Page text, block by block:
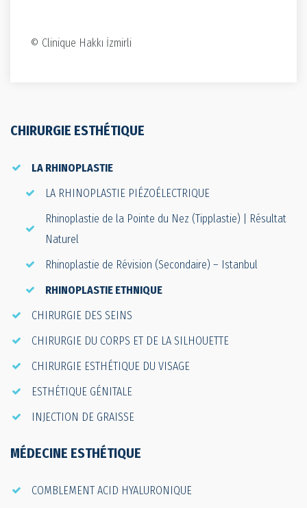
© Clinique Hakkı İzmirli
CHIRURGIE ESTHÉTIQUE
LA RHINOPLASTIE
LA RHINOPLASTIE PIÉZOÉLECTRIQUE
Rhinoplastie de la Pointe du Nez (Tipplastie) | Résultat
Naturel
Rhinoplastie de Révision (Secondaire) – Istanbul
RHINOPLASTIE ETHNIQUE
CHIRURGIE DES SEINS
CHIRURGIE DU CORPS ET DE LA SILHOUETTE
CHIRURGIE ESTHÉTIQUE DU VISAGE
ESTHÉTIQUE GÉNITALE
INJECTION DE GRAISSE
MÉDECINE ESTHÉTIQUE
COMBLEMENT ACID HYALURONIQUE